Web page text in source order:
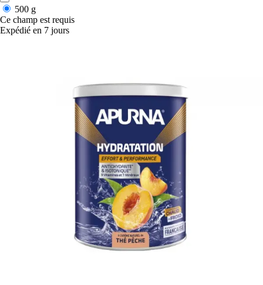
500 g
Ce champ est requis
Expédié en 7 jours